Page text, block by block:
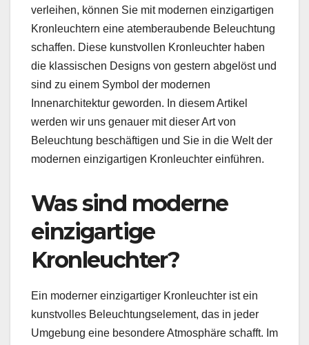
verleihen, können Sie mit modernen einzigartigen
Kronleuchtern eine atemberaubende Beleuchtung
schaffen. Diese kunstvollen Kronleuchter haben
die klassischen Designs von gestern abgelöst und
sind zu einem Symbol der modernen
Innenarchitektur geworden. In diesem Artikel
werden wir uns genauer mit dieser Art von
Beleuchtung beschäftigen und Sie in die Welt der
modernen einzigartigen Kronleuchter einführen.
Was sind moderne
einzigartige
Kronleuchter?
Ein moderner einzigartiger Kronleuchter ist ein
kunstvolles Beleuchtungselement, das in jeder
Umgebung eine besondere Atmosphäre schafft. Im